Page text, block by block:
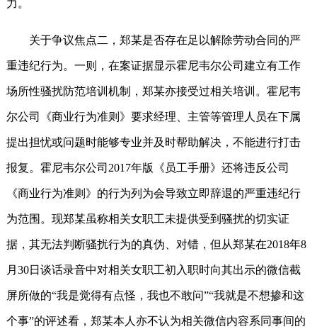
力。
关于争议焦点二，郑某是否存在足以解除劳动合同的严
重违纪行为。一则，在案证据显示霍尼韦尔公司建立有工作
场所性骚扰防范培训机制，郑某亦接受过相关培训。霍尼韦
尔公司《商业行为准则》要求经理、主管等管理人员在下属
提出担忧或问题时能够专业并及时帮助解决，不能进行打击
报复。霍尼韦尔公司2017年版《员工手册》还将违反公司
《商业行为准则》的行为列为会导致立即辞退的严重违纪行
为范围。现郑某虽称相关女职工未提供受到骚扰的切实证
据，其无法判断骚扰行为的真伪、对错，但从郑某在2018年8
月30日谈话录音中对相关女职工初入职时向其出示的微信截
屏所做的“我是觉得有点怪，我也不敢问”“我就是不想掺和这
个事”的评述看，郑某本人亦不认为相关微信内容系同事间的